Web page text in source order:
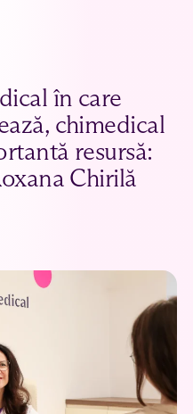
în care
chimedical
resursă:
Chirilă